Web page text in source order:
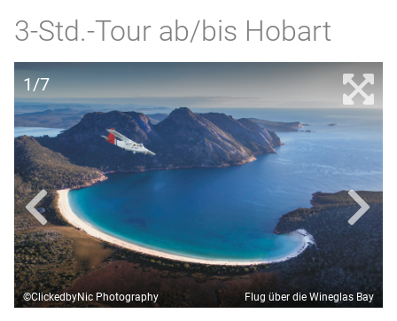
3-Std.-Tour ab/bis Hobart
1/7
©ClickedbyNic Photography Flug über die Wineglas Bay